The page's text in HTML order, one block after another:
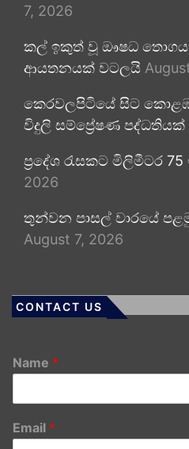
7, 2026
කල් ඉකුත් වූ ඖෂධ
ආයතනයක් වටලයි
කෙරවලපිටියේ සිට
විදුලි සම්ප්‍රේෂණ පද්ධතියක්
ප්‍රදේශ රැසකට මිලිමීටර
2026
තුන්වන පාසල් වාරයේ
August 7, 2026
CONTACT US
Name *
Email *